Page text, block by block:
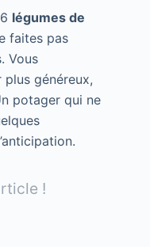
légumes de
faites pas
Vous
généreux,
potager qui ne
!